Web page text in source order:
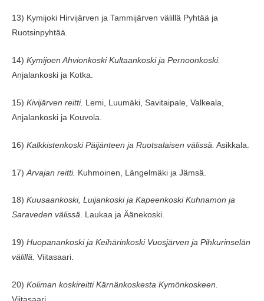
13) Kymijoki Hirvijärven ja Tammijärven välillä Pyhtää ja
Ruotsinpyhtää.
14) Kymijoen Ahvionkoski Kultaankoski ja Pernoonkoski.
Anjalankoski ja Kotka.
15) Kivijärven reitti.
Lemi, Luumäki, Savitaipale, Valkeala,
Anjalankoski ja Kouvola.
16) Kalkkistenkoski Päijänteen ja Ruotsalaisen välissä. Asikkala.
17) Arvajan reitti. Kuhmoinen, Längelmäki ja Jämsä.
18) Kuusaankoski, Luijankoski ja Kapeenkoski Kuhnamon ja
Saraveden välissä. Laukaa ja Äänekoski.
19) Huopanankoski ja Keihärinkoski Vuosjärven ja Pihkurinselän
välillä. Viitasaari.
20) Koliman koskireitti Kärnänkoskesta Kymönkoskeen.